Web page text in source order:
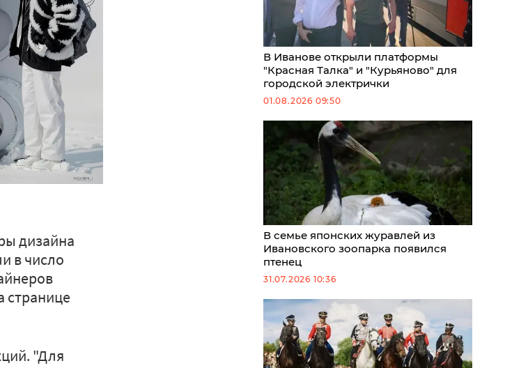
дизайна
в число
странице
"Для
В Иванове открыли платформы
"Красная Талка" и "Курьяново" для
городской электрички
01.08.2026 09:50
В семье японских журавлей из
Ивановского зоопарка появился
птенец
31.07.2026 10:36